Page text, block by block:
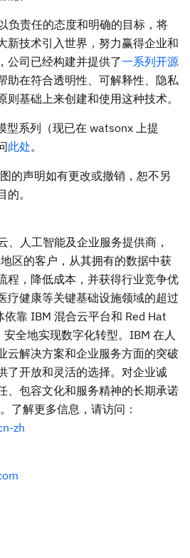
负责任的态度和明确的目标，将
新技术引入世界，努力赢得企业和
公司已经构建并提供了一系列开源
助在符合透明性、可解释性、隐私
基础上来创建和使用这种技术。
型系列（现已在 watsonx 上提
此处。
的声明如有更改或撤销，恕不另
。
、人工智能及企业服务提供商，
区的客户，从其拥有的数据中获
程，降低成本，并获得行业竞争优
疗健康等关键基础设施领域的超过
靠 IBM 混合云平台和 Red Hat
全地实现数字化转型。IBM 在人
云解决方案和企业服务方面的突破
了开放和灵活的选择。对企业诚
、包容文化和服务精神的长期承诺
了解更多信息，请访问：
zh